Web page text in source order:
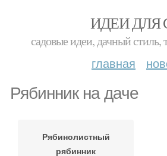
ИДЕИ ДЛЯ
садовые идеи, дачный
главная
Рябинник на даче
Рябинолистный
рябинник